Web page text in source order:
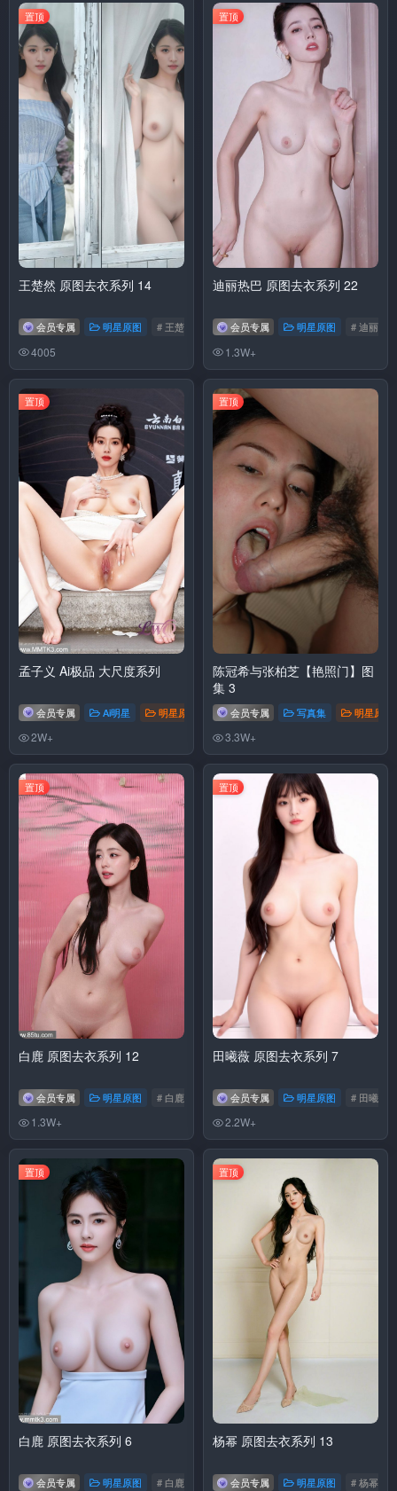
置顶
王楚然 原图去衣系列 14
会员专属 明星原图 # 王楚然
4005
置顶
迪丽热巴 原图去衣系列 22
会员专属 明星原图 # 迪丽热巴
1.3W+
置顶
孟子义 Ai极品 大尺度系列
会员专属 Ai明星 明星原图 # 孟子义
2W+
置顶
陈冠希与张柏芝【艳照门】图
集 3
会员专属 写真集 明星原图
3.3W+
置顶
白鹿 原图去衣系列 12
会员专属 明星原图 # 白鹿
1.3W+
置顶
田曦薇 原图去衣系列 7
会员专属 明星原图 # 田曦薇
2.2W+
置顶
白鹿 原图去衣系列 6
会员专属 明星原图 # 白鹿
置顶
杨幂 原图去衣系列 13
会员专属 明星原图 # 杨幂